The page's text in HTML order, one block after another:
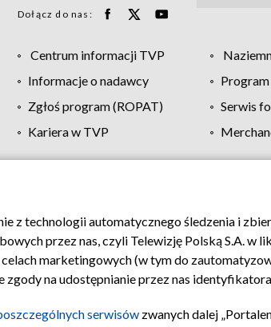
Dołącz do nas:
Centrum informacji TVP
Informacje o nadawcy
Zgłoś program (ROPAT)
Serwis
Kariera w TVP
Moje zgody Pomoc Biuro
z technologii automatycznego śledzenia i
przez nas, czyli Telewizję Polską S.A. w
celach marketingowych (w tym do
na udostępnianie przez nas
serwisów zwanych dalej